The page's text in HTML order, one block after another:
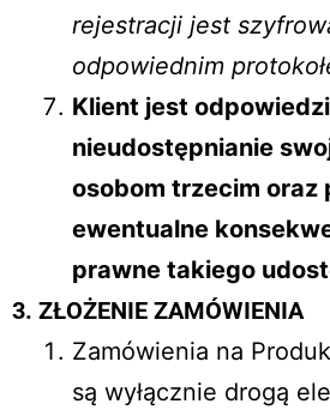
rejestracji jest
odpowiednim
Klient jest
nieudostępnianie
osobom trzecim oraz
ewentualne
prawne takiego
3. ZŁOŻENIE ZAMÓWIENIA
Zamówienia na
są wyłącznie drogą